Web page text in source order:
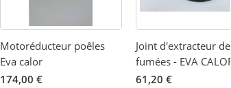
Motoréducteur poêles
Eva calor
174,00 €
Joint d'extracteur des
fumées - EVA CALOR
61,20 €